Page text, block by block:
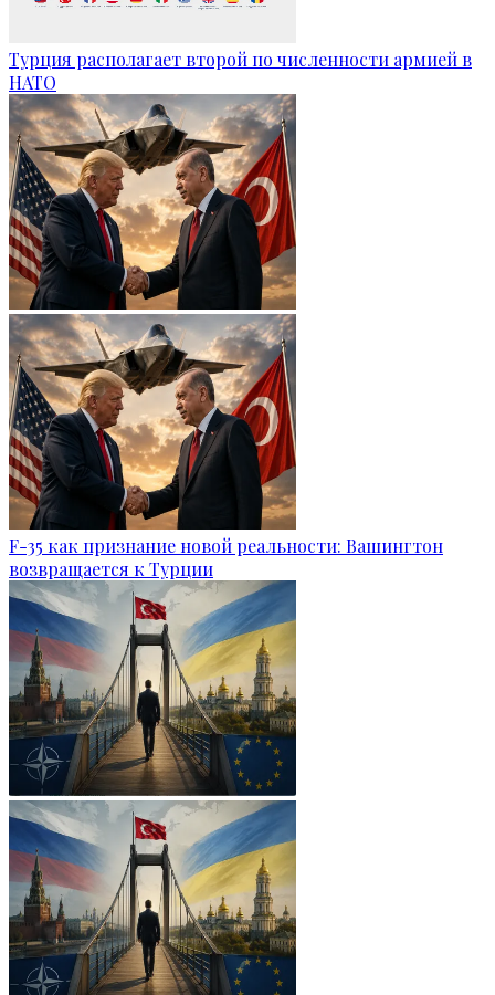
Турция располагает второй по численности армией в
НАТО
F-35 как признание новой реальности: Вашингтон
возвращается к Турции